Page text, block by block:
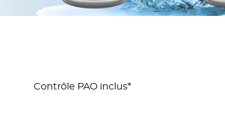
Contrôle PAO inclus*